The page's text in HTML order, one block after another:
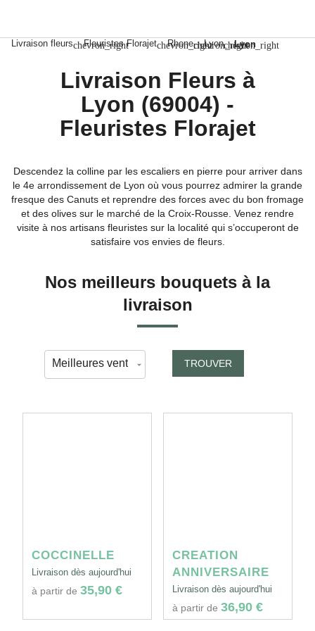
Livraison fleurschevron_right
Fleuristes Florajetchevron_right
Rhonechevron_right
Lyonchevron_right
Lyon
Livraison Fleurs à
Lyon (69004) -
Fleuristes Florajet
Descendez la colline par les escaliers en pierre pour arriver dans
le 4e arrondissement de Lyon où vous pourrez admirer la grande
fresque des Canuts et reprendre des forces avec du bon fromage
et des olives sur le marché de la Croix-Rousse. Venez rendre
visite à nos artisans fleuristes sur la localité qui s’occuperont de
satisfaire vos envies de fleurs.
Nos meilleurs bouquets à la
livraison
TROUVER
COCCINELLE
Livraison dès aujourd'hui
à partir de 35,90 €
CREATION
ANNIVERSAIRE
Livraison dès aujourd'hui
à partir de 36,90 €